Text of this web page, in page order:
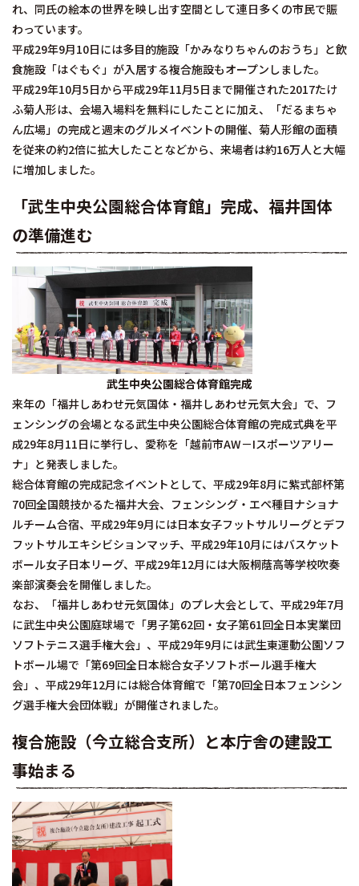
れ、同氏の絵本の世界を映し出す空間として連日多くの市民で賑
わっています。
平成29年9月10日には多目的施設「かみなりちゃんのおうち」と飲
食施設「はぐもぐ」が入居する複合施設もオープンしました。
平成29年10月5日から平成29年11月5日まで開催された2017たけ
ふ菊人形は、会場入場料を無料にしたことに加え、「だるまちゃ
ん広場」の完成と週末のグルメイベントの開催、菊人形館の面積
を従来の約2倍に拡大したことなどから、来場者は約16万人と大幅
に増加しました。
「武生中央公園総合体育館」完成、福井国体
の準備進む
武生中央公園総合体育館完成
来年の「福井しあわせ元気国体・福井しあわせ元気大会」で、フ
ェンシングの会場となる武生中央公園総合体育館の完成式典を平
成29年8月11日に挙行し、愛称を「越前市AW－Iスポーツアリー
ナ」と発表しました。
総合体育館の完成記念イベントとして、平成29年8月に紫式部杯第
70回全国競技かるた福井大会、フェンシング・エペ種目ナショナ
ルチーム合宿、平成29年9月には日本女子フットサルリーグとデフ
フットサルエキシビションマッチ、平成29年10月にはバスケット
ボール女子日本リーグ、平成29年12月には大阪桐蔭高等学校吹奏
楽部演奏会を開催しました。
なお、「福井しあわせ元気国体」のプレ大会として、平成29年7月
に武生中央公園庭球場で「男子第62回・女子第61回全日本実業団
ソフトテニス選手権大会」、平成29年9月には武生東運動公園ソフ
トボール場で「第69回全日本総合女子ソフトボール選手権大
会」、平成29年12月には総合体育館で「第70回全日本フェンシン
グ選手権大会団体戦」が開催されました。
複合施設（今立総合支所）と本庁舎の建設工
事始まる